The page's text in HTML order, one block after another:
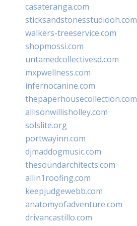
casateranga.com
sticksandstonesstudiooh.com
walkers-treeservice.com
shopmossi.com
untamedcollectivesd.com
mxpwellness.com
infernocanine.com
thepaperhousecollection.com
allisonwillisholley.com
solslite.org
portwayinn.com
djmaddogmusic.com
thesoundarchitects.com
allin1roofing.com
keepjudgewebb.com
anatomyofadventure.com
drivancastillo.com